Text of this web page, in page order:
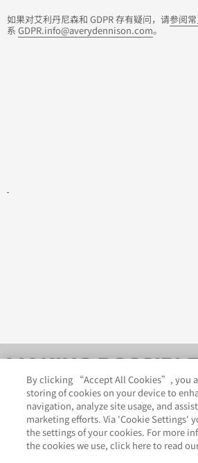
如果对艾利丹尼森和 GDPR 存有疑问，请参阅
系 GDPR.info@averydennison.com。
By clicking “Accept All Cookies”, you
storing of cookies on your device to
navigation, analyze site usage, and
marketing efforts. Via 'Cookie Settings'
the settings of your cookies. For more
the cookies we use, click here to read